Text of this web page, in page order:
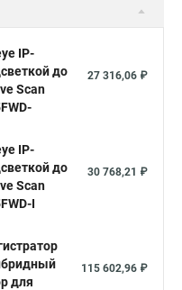
ip камера
Hikvision 2cd1148 i b
Ip видеокамеры
hikvision ds 2cd1148 i b
hikvision
IP-
до
Scan
27 316,06 ₽
IP-
до
Scan
I
30 768,21 ₽
для
115 602,96 ₽